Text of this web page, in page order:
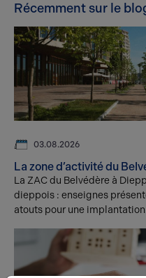
Récemment sur le
03.08.2026
La zone d’activité du
La ZAC du Belvédère à
dieppois : enseignes
atouts pour une